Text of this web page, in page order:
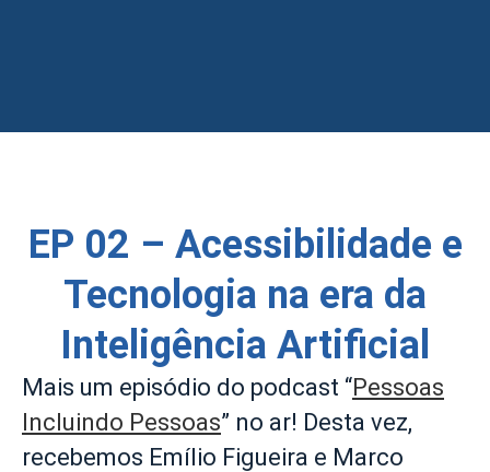
EP 02 – Acessibilidade e
Tecnologia na era da
Inteligência Artificial
Mais um episódio do podcast “Pessoas
Incluindo Pessoas” no ar! Desta vez,
recebemos Emílio Figueira e Marco